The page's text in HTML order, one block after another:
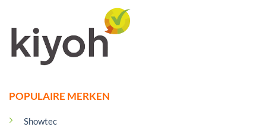
POPULAIRE MERKEN
Showtec